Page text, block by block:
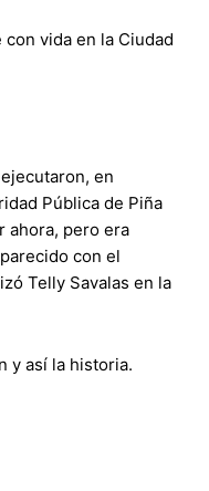
vida en la Ciudad
en
Pública de Piña
ahora, pero era
con el
Telly Savalas en la
y así la historia.